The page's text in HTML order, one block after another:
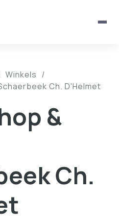
Winkels /
Ch. D'Helmet
&
Ch.